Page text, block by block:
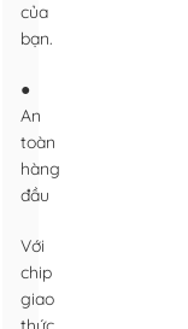
của
bạn.
●
An
toàn
hàng
đầu
Với
chip
giao